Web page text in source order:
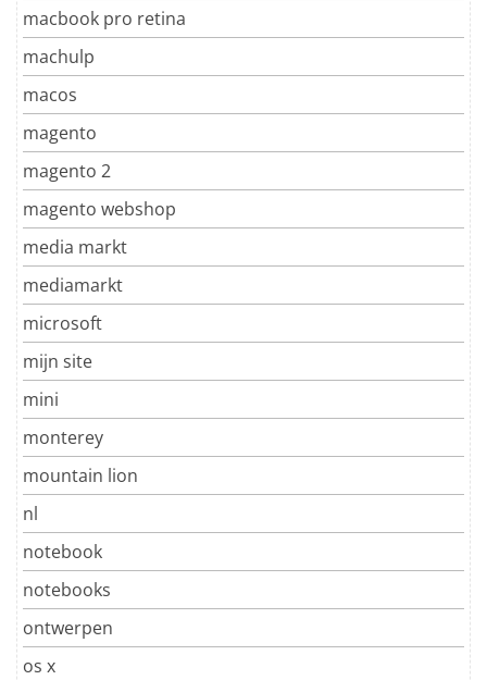
macbook pro retina
machulp
macos
magento
magento 2
magento webshop
media markt
mediamarkt
microsoft
mijn site
mini
monterey
mountain lion
nl
notebook
notebooks
ontwerpen
os x